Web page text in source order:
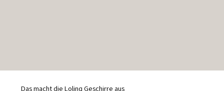
Das macht die Lolinq Geschirre aus